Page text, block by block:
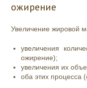
ожирение
Увеличение жировой
увеличения
ожирение);
увеличения их
оба этих